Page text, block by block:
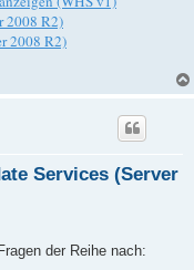
2008 R2)
2008 R2)
Services (Server
der Reihe nach: